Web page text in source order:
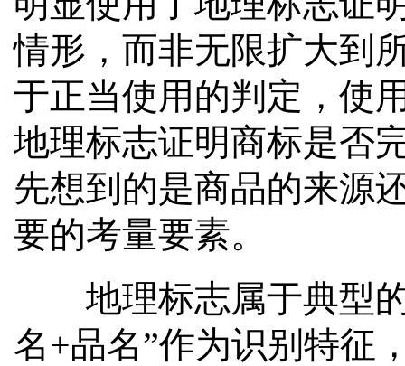
情形，而非无限扩大到
于正当使用的判定，使
地理标志证明商标是否
先想到的是商品的来源
要的考量要素。
地理标志属于典型的
名+品名”作为识别特征